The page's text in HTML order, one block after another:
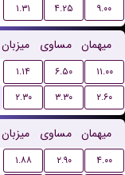
۱.۳۱ ۴.۲۵ ۹.۰۰
میزبان مساوی میهمان
۱.۱۴ ۶.۵۰
۱۱.۰۰
۲.۳۰ ۳.۳۰ ۲.۶۰
میزبان مساوی میهمان
۱.۸۸ ۲.۹۰
۴.۰۰